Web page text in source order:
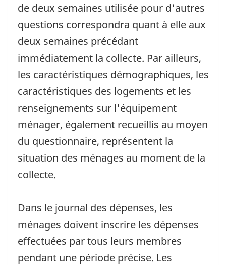
de deux semaines utilisée pour d'autres
questions correspondra quant à elle aux
deux semaines précédant
immédiatement la collecte. Par ailleurs,
les caractéristiques démographiques, les
caractéristiques des logements et les
renseignements sur l'équipement
ménager, également recueillis au moyen
du questionnaire, représentent la
situation des ménages au moment de la
collecte.
Dans le journal des dépenses, les
ménages doivent inscrire les dépenses
effectuées par tous leurs membres
pendant une période précise. Les